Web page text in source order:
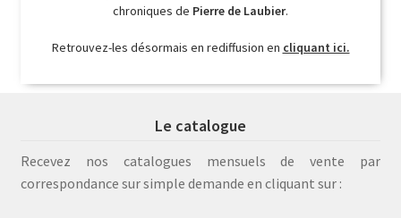
chroniques de Pierre de Laubier.
Retrouvez-les désormais en rediffusion en cliquant ici.
Le catalogue
Recevez nos catalogues mensuels de vente par
correspondance sur simple demande en cliquant sur :